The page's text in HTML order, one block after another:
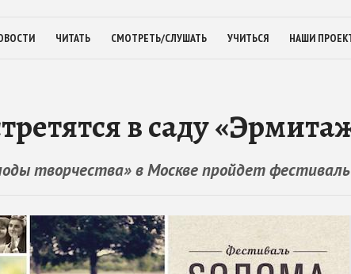
ЧИТАТЬ СМОТРЕТЬ/СЛУШАТЬ УЧИТЬСЯ НАШИ
в саду
творчества» в Москве пройдет